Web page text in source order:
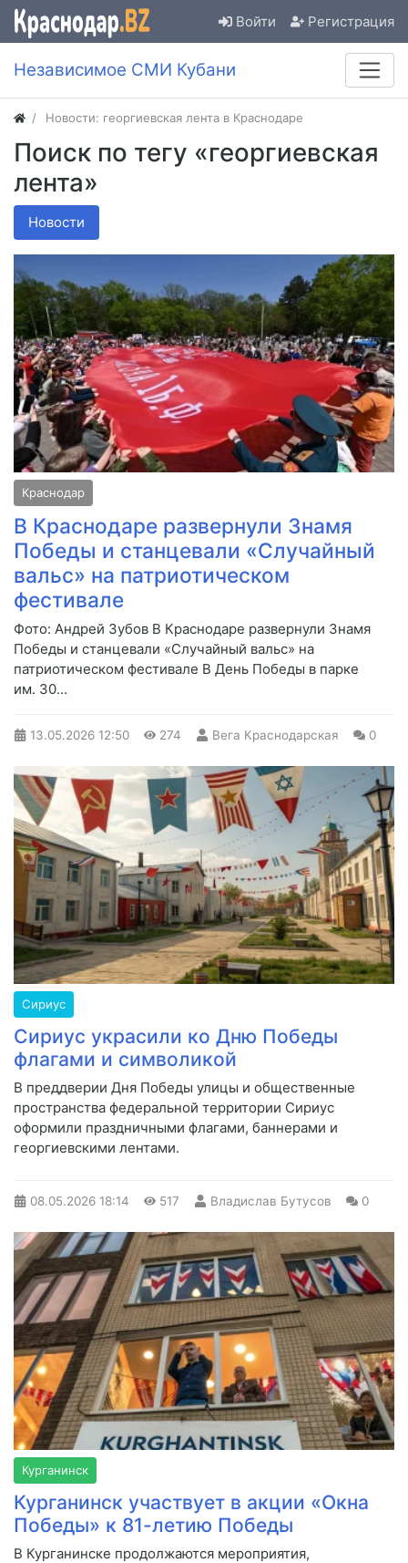
Войти Регистрация
Независимое СМИ Кубани
Новости: георгиевская лента в Краснодаре
Поиск по тегу «георгиевская
лента»
Новости
Краснодар
В Краснодаре развернули Знамя
Победы и станцевали «Случайный
вальс» на патриотическом
фестивале
Фото: Андрей Зубов В Краснодаре развернули Знамя
Победы и станцевали «Случайный вальс» на
патриотическом фестивале В День Победы в парке
им. 30...
13.05.2026 12:50 274 Вега Краснодарская 0
Сириус
Сириус украсили ко Дню Победы
флагами и символикой
В преддверии Дня Победы улицы и общественные
пространства федеральной территории Сириус
оформили праздничными флагами, баннерами и
георгиевскими лентами.
08.05.2026 18:14 517 Владислав Бутусов 0
Курганинск
Курганинск участвует в акции «Окна
Победы» к 81-летию Победы
В Курганинске продолжаются мероприятия,